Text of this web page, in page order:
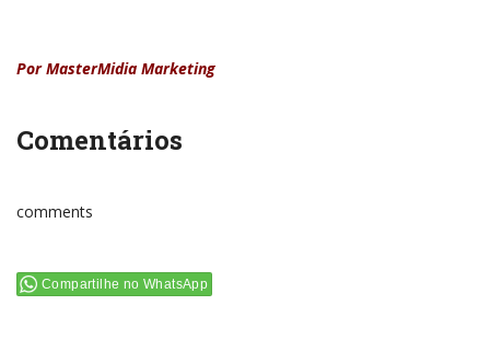
Por MasterMidia Marketing
Comentários
comments
Compartilhe no WhatsApp